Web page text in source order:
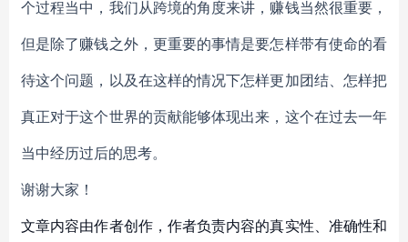
个过程当中，我们从跨境的角度来讲，赚钱当然很重要，
但是除了赚钱之外，更重要的事情是要怎样带有使命的看
待这个问题，以及在这样的情况下怎样更加团结、怎样把
真正对于这个世界的贡献能够体现出来，这个在过去一年
当中经历过后的思考。
谢谢大家！
文章内容由作者创作，作者负责内容的真实性、准确性和